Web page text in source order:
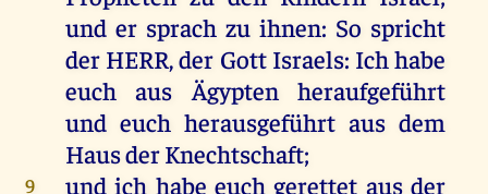
und er sprach zu ihnen: So spricht
der HERR,der Gott Israels: Ichhabe
euch
aus Ägypten
heraufgeführt
und euch herausgeführt aus dem
HausderKnechtschaft;
9 und ich habe euch gerettet aus der